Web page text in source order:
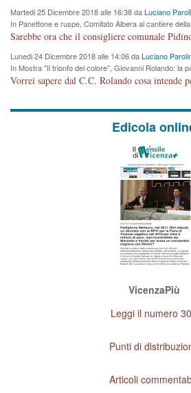
Martedi 25 Dicembre 2018 alle 16:38 daLuciano
In Panettone e ruspe, Comitato Albera al cantiere
cronoprogramma"
Lunedi 24 Dicembre 2018 alle 14:06 daLuciano
In Mostra "Il trionfo del colore", Giovanni Rolando: la
Edicola
VicenzaPiù
Leggi il numero
Punti di
Articoli